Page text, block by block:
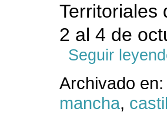
Territoriales
2 al 4 de
Seguir
Archivado en:
mancha,